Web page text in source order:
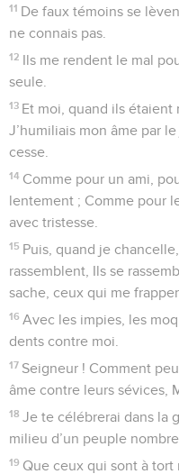
11 De faux témoins se
ne connais pas.
12 Ils me rendent le mal
seule.
13 Et moi, quand ils étaient
J’humiliais mon âme par
cesse.
14 Comme pour un ami,
lentement ; Comme pour
avec tristesse.
15 Puis, quand je
rassemblent, Ils se
sache, ceux qui me
16 Avec les impies, les
dents contre moi.
17 Seigneur ! Comment
âme contre leurs sévices,
18 Je te célébrerai dans la
milieu d’un peuple
19 Que ceux qui sont à tort